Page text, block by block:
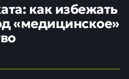
как избежать
«медицинское»